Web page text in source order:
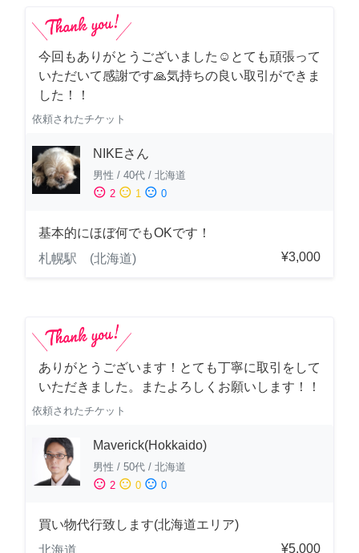
今回もありがとうございました☺️とても頑張って
いただいて感謝です🙏気持ちの良い取引ができま
した！！
依頼されたチケット
NIKEさん
男性 / 40代 / 北海道
sentiment_satisfied 2 sentiment_neutral 1 sentiment_dissatisfied 0
基本的にほぼ何でもOKです！
札幌駅 (北海道)
¥3,000
ありがとうございます！とても丁寧に取引をして
いただきました。またよろしくお願いします！！
依頼されたチケット
Maverick(Hokkaido)
男性 / 50代 / 北海道
sentiment_satisfied 2 sentiment_neutral 0 sentiment_dissatisfied 0
買い物代行致します(北海道エリア)
北海道
¥5,000